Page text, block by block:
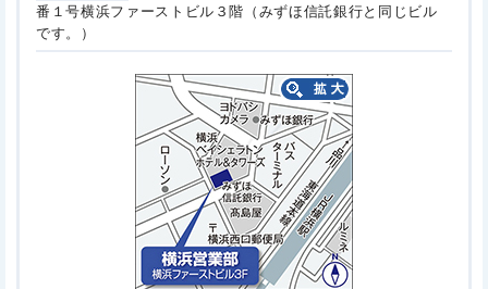
番１号横浜ファーストビル３階（みずほ信託銀行と同じビル
です。）